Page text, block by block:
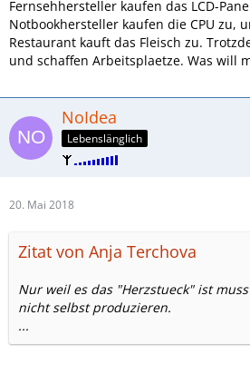
Fernsehhersteller kaufen das LCD-
Notbookhersteller kaufen die CPU zu,
Restaurant kauft das Fleisch zu.
und schaffen Arbeitsplaetze. Was will
NoIdea
Lebenslänglich
20. Mai 2018
Zitat von Anja Terchova
Nur weil es das "Herzstueck" ist
nicht selbst produzieren.
...